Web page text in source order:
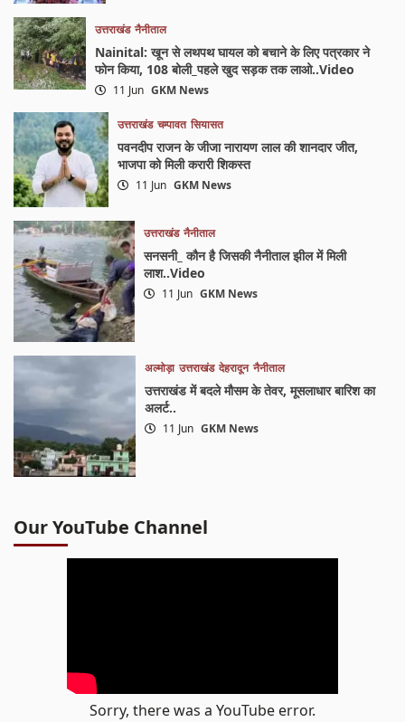
उत्तराखंड नैनीताल
Nainital: खून से लथपथ घायल को बचाने के लिए पत्रकार ने
फोन किया, 108 बोली_पहले खुद सड़क तक लाओ..Video
11 Jun GKM News
उत्तराखंड चम्पावत सियासत
पवनदीप राजन के जीजा नारायण लाल की शानदार जीत,
भाजपा को मिली करारी शिकस्त
11 Jun GKM News
उत्तराखंड नैनीताल
सनसनी_ कौन है जिसकी नैनीताल झील में मिली
लाश..Video
11 Jun GKM News
अल्मोड़ा उत्तराखंड देहरादून नैनीताल
उत्तराखंड में बदले मौसम के तेवर, मूसलाधार बारिश का
अलर्ट..
11 Jun GKM News
Our YouTube Channel
Sorry, there was a YouTube error.